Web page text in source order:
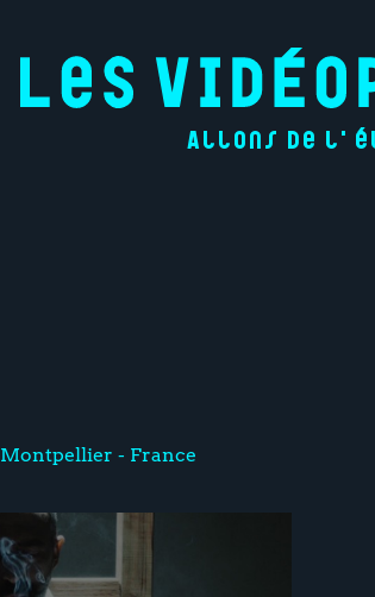
Allons de
Montpellier - France